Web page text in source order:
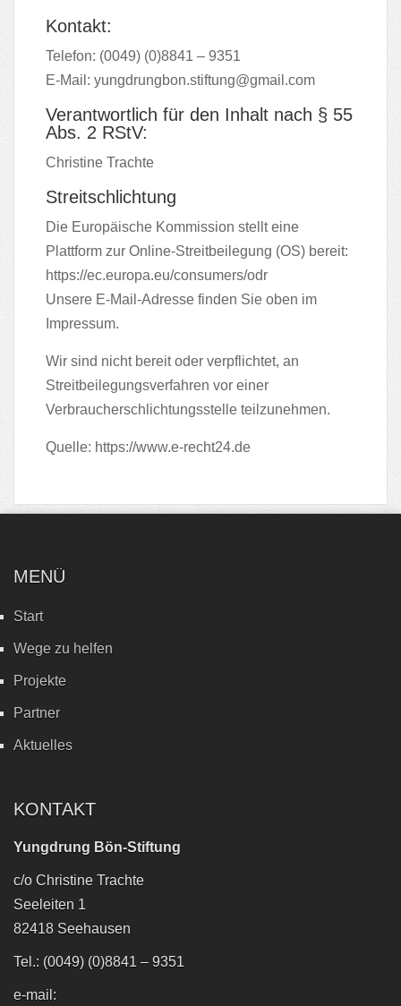
Kontakt:
Telefon: (0049) (0)8841 – 9351
E-Mail: yungdrungbon.stiftung@gmail.com
Verantwortlich für den Inhalt nach § 55
Abs. 2 RStV:
Christine Trachte
Streitschlichtung
Die Europäische Kommission stellt eine
Plattform zur Online-Streitbeilegung (OS) bereit:
https://ec.europa.eu/consumers/odr
Unsere E-Mail-Adresse finden Sie oben im
Impressum.
Wir sind nicht bereit oder verpflichtet, an
Streitbeilegungsverfahren vor einer
Verbraucherschlichtungsstelle teilzunehmen.
Quelle: https://www.e-recht24.de
MENÜ
Start
Wege zu helfen
Projekte
Partner
Aktuelles
KONTAKT
Yungdrung Bön-Stiftung
c/o Christine Trachte
Seeleiten 1
82418 Seehausen
Tel.: (0049) (0)8841 – 9351
e-mail: